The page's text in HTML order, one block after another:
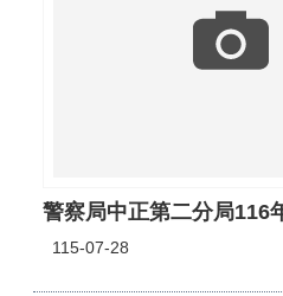
警察局中正第二分局116
115-07-28